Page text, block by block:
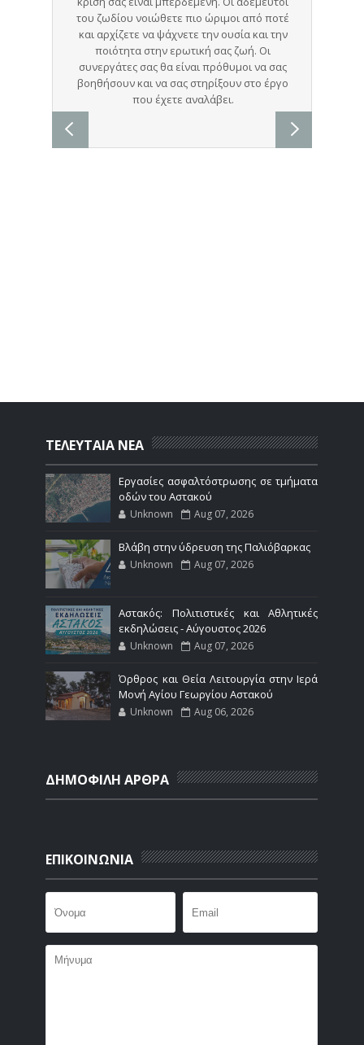
ΤΕΛΕΥΤΑΙΑ ΝΕΑ
Εργασίες ασφαλτόστρωσης σε τμήματα
οδών του Αστακού
Unknown Aug 07, 2026
Βλάβη στην ύδρευση της Παλιόβαρκας
Unknown Aug 07, 2026
Αστακός: Πολιτιστικές και Αθλητικές
εκδηλώσεις - Αύγουστος 2026
Unknown Aug 07, 2026
Όρθρος και Θεία Λειτουργία στην Ιερά
Μονή Αγίου Γεωργίου Αστακού
Unknown Aug 06, 2026
ΔΗΜΟΦΙΛΗ ΑΡΘΡΑ
ΕΠΙΚΟΙΝΩΝΙΑ